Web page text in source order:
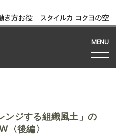
き方お役
ち資料
スタイルカ
タログ
コクヨの空
間って!?
MENU
ンジする組織風土」の
〈後編〉